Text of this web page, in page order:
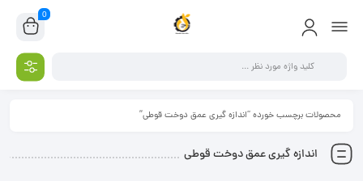
0
محصولات برچسب خورده “اندازه گیری عمق دوخت قوطی”
اندازه گیری عمق دوخت قوطی